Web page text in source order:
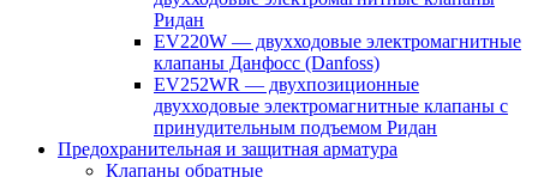
Ридан
EV220W — двухходовые электромагнитные
клапаны Данфосс (Danfoss)
EV252WR — двухпозиционные
двухходовые электромагнитные клапаны с
принудительным подъемом Ридан
Предохранительная и защитная арматура
Клапаны обратные